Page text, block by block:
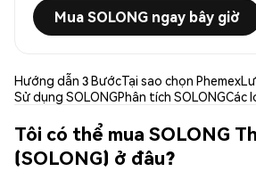
Mua SOLONG ngay bây giờ
Hướng dẫn 3 BướcTại sao chọn Phemex
Sử dụng SOLONGPhân tích SOLONGCác
Tôi có thể mua SOLONG
(SOLONG) ở đâu?